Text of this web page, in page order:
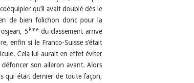
qu’il avait doublé dès le
de bien folichon donc pour la
5èmedu classement arrive
enfin si le Franco-Suisse s’était
Cela lui aurait en effet éviter
son aileron avant. Alors
qui était dernier de toute façon,